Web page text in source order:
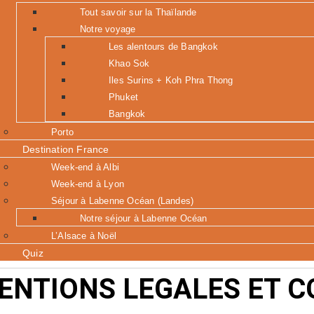
Tout savoir sur la Thaïlande
Notre voyage
Les alentours de Bangkok
Khao Sok
Iles Surins + Koh Phra Thong
Phuket
Bangkok
Porto
Destination France
Week-end à Albi
Week-end à Lyon
Séjour à Labenne Océan (Landes)
Notre séjour à Labenne Océan
L’Alsace à Noël
Quiz
LEGALES ET